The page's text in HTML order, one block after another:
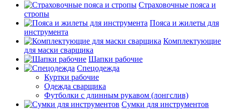
Страховочные пояса и
стропы
Пояса и жилеты для
инструмента
Комплектующие
для маски сварщика
Шапки рабочие
Спецодежда
Куртки рабочие
Одежда сварщика
Футболки с длинным рукавом (лонгслив)
Сумки для инструментов